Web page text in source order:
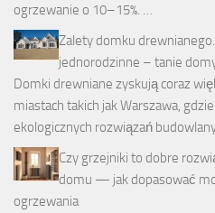
ogrzewanie o 10–15%. …
Zalety domku
jednorodzinne – tanie
Domki drewniane zyskują coraz
miastach takich jak Warszawa,
ekologicznych rozwiązań
Czy grzejniki to dobre
domu — jak dopasować
ogrzewania